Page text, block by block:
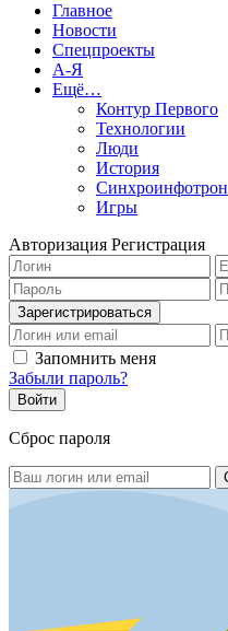
Главное
Новости
Спецпроекты
А-Я
Ещё…
Контур Первого
Технологии
Люди
История
Синхроинфотрон
Игры
Авторизация Регистрация
Запомнить меня
Забыли пароль?
Сброс пароля